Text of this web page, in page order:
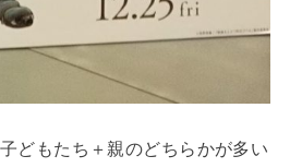
どもたち＋親のどちらかが多い